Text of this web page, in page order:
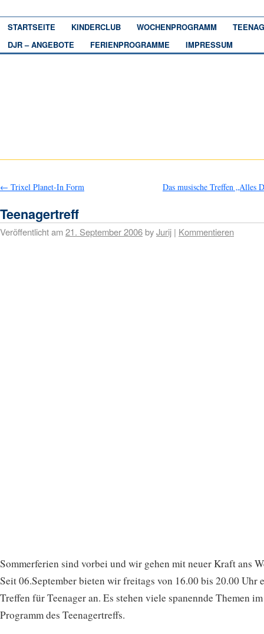
STARTSEITE KINDERCLUB WOCHENPROGRAMM
DJR – ANGEBOTE
FERIENPROGRAMME IMPRESSUM
← Trixel Planet-In Form Das musische Treffen „Alles
Teenagertreff
Veröffentlicht am21. September 2006byJurij | Kommentieren
Sommerferien sind vorbei und wir gehen mit neuer Kraft ans
Seit 06.September bieten wir freitags von 16.00 bis 20.00 Uhr
Treffen für Teenager an. Es stehen viele spanennde Themen im
Programm des Teenagertreffs.